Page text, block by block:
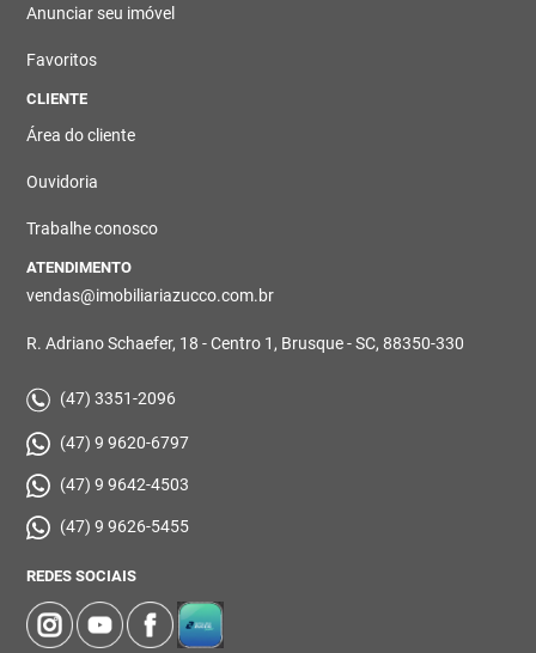
Anunciar seu imóvel
Favoritos
CLIENTE
Área do cliente
Ouvidoria
Trabalhe conosco
ATENDIMENTO
vendas@imobiliariazucco.com.br
R. Adriano Schaefer, 18 - Centro 1, Brusque - SC, 88350-330
(47) 3351-2096
(47) 9 9620-6797
(47) 9 9642-4503
(47) 9 9626-5455
REDES SOCIAIS